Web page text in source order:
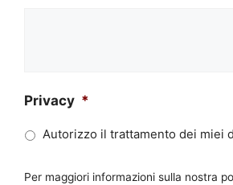
Privacy *
Autorizzo il trattamento dei miei
Per maggiori informazioni sulla nostra